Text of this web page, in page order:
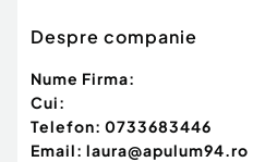
Despre companie
Nume Firma:
Cui:
Telefon: 0733683446
Email: laura@apulum94.ro